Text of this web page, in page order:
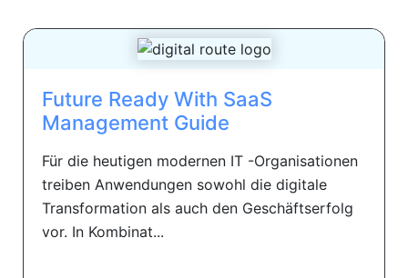
Future Ready With SaaS
Management Guide
Für die heutigen modernen IT -Organisationen
treiben Anwendungen sowohl die digitale
Transformation als auch den Geschäftserfolg
vor. In Kombinat...